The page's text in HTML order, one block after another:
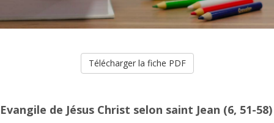
Télécharger la fiche PDF
Evangile de Jésus Christ selon saint Jean (6, 51-58)